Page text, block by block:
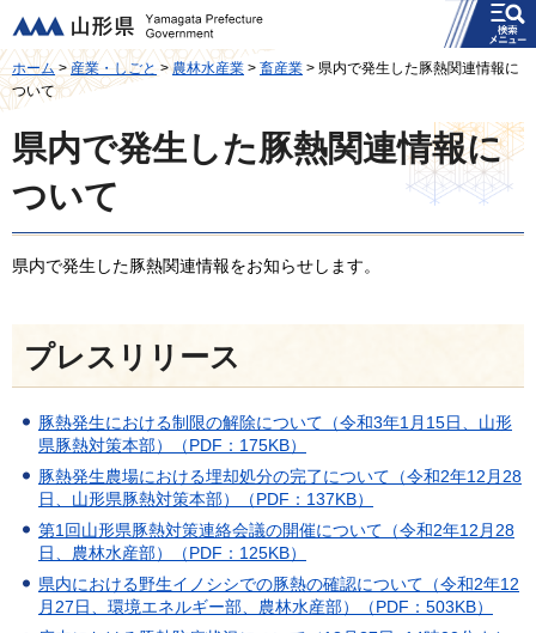
山形県
メニュー
ホーム>産業・しごと >農林水産業 > 畜産業 > 県内で発生した豚熱関連情報に
ついて
県内で発生した豚熱関連情報に
ついて
県内で発生した豚熱関連情報をお知らせします。
プレスリリース
豚熱発生における制限の解除について（令和3年1月15日、山形
県豚熱対策本部）（PDF：175KB）
豚熱発生農場における埋却処分の完了について（令和2年12月28
日、山形県豚熱対策本部）（PDF：137KB）
第1回山形県豚熱対策連絡会議の開催について（令和2年12月28
日、農林水産部）（PDF：125KB）
県内における野生イノシシでの豚熱の確認について（令和2年12
月27日、環境エネルギー部、農林水産部）（PDF：503KB）